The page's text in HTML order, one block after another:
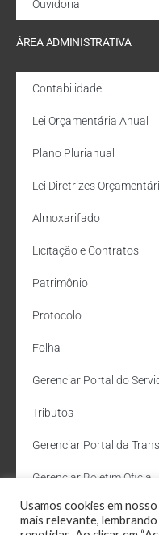
Ouvidoria
ÁREA ADMINISTRATIVA
Contabilidade
Lei Orçamentária Anual
Plano Plurianual
Lei Diretrizes
Almoxarifado
Licitação e Contratos
Patrimônio
Protocolo
Folha
Gerenciar Portal do
Tributos
Gerenciar Portal da
Gerenciar Boletim Oficial
Departamento de Água e
Usamos cookies em
mais relevante,